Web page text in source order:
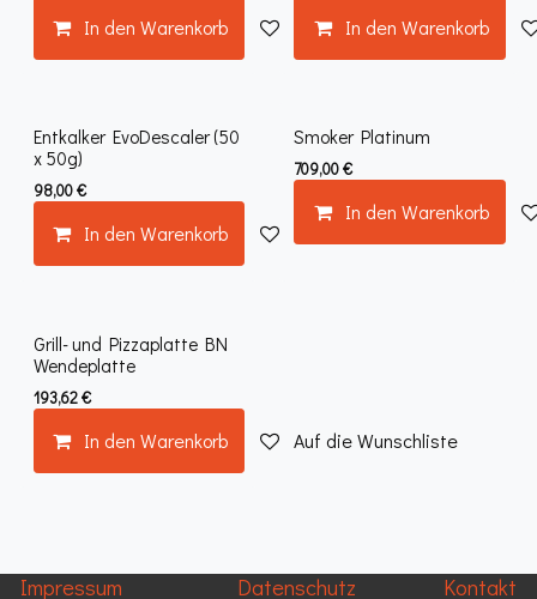
In den Warenkorb Auf die Wunschliste
In den Warenkorb
Entkalker EvoDescaler (50
x 50g)
98,00€
In den Warenkorb
Smoker Platinum
709,00€
In den Warenkorb
Grill- und Pizzaplatte BN
Wendeplatte
193,62€
In den Warenkorb Auf die Wunschliste
Impressum Datenschutz Kontakt